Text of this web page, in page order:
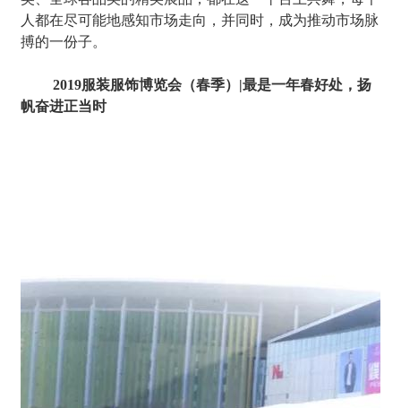
人都在尽可能地感知市场走向，并同时，成为推动市场脉
搏的一份子。
2019服装服饰博览会（春季）|最是一年春好处，扬
帆奋进正当时